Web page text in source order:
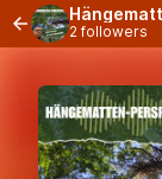
2 followers